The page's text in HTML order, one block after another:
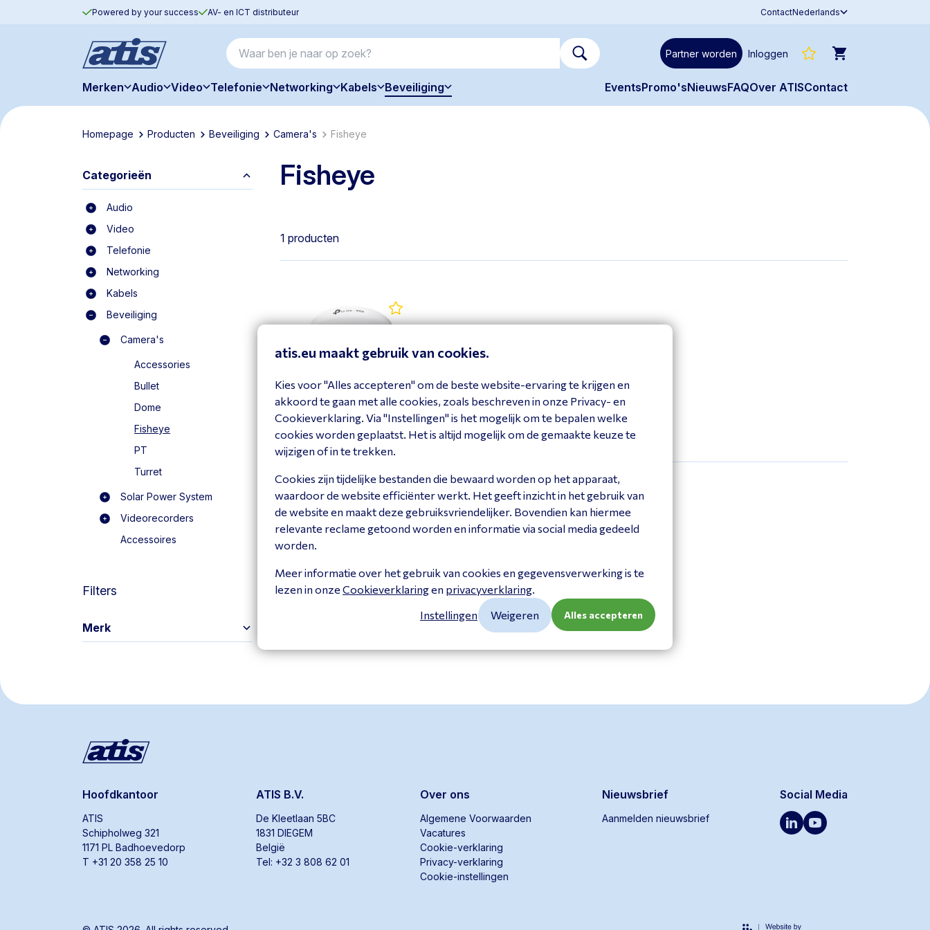
Powered by your success AV- en ICT distributeur ContactNederlands
Partner worden Inloggen
Merken Audio Video Telefonie Networking Kabels Beveiliging EventsPromo'sNieuwsFAQOver ATISContact
Homepage Producten Beveiliging Camera's Fisheye
Categorieën
Audio
Video
Telefonie
Networking
Kabels
Beveiliging
Camera's
Accessories
Bullet
Dome
Fisheye
PT
Turret
Solar Power System
Videorecorders
Accessoires
Filters
Merk
Fisheye
1 producten
VIGI InSight S655I
Bekijk product
Hoofdkantoor
ATIS
Schipholweg 321
1171 PL Badhoevedorp
T +31 20 358 25 10
ATIS B.V.
De Kleetlaan 5BC
1831 DIEGEM
België
Tel: +32 3 808 62 01
Over ons
Algemene Voorwaarden
Vacatures
Cookie-verklaring
Privacy-verklaring
Cookie-instellingen
Nieuwsbrief
Aanmelden nieuwsbrief
Social Media
atis.eu maakt gebruik van cookies.
Kies voor "Alles accepteren" om de beste website-ervaring te krijgen en
akkoord te gaan met alle cookies, zoals beschreven in onze Privacy- en
Cookieverklaring. Via "Instellingen" is het mogelijk om te bepalen welke
cookies worden geplaatst. Het is altijd mogelijk om de gemaakte keuze te
wijzigen of in te trekken.
Cookies zijn tijdelijke bestanden die bewaard worden op het apparaat,
waardoor de website efficiënter werkt. Het geeft inzicht in het gebruik van
de website en maakt deze gebruiksvriendelijker. Bovendien kan hiermee
relevante reclame getoond worden en informatie via social media gedeeld
worden.
Meer informatie over het gebruik van cookies en gegevensverwerking is te
lezen in onze Cookieverklaringen privacyverklaring
Instellingen
Weigeren Alles accepteren